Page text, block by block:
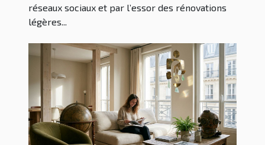
réseaux sociaux et par l’essor des rénovations
légères...